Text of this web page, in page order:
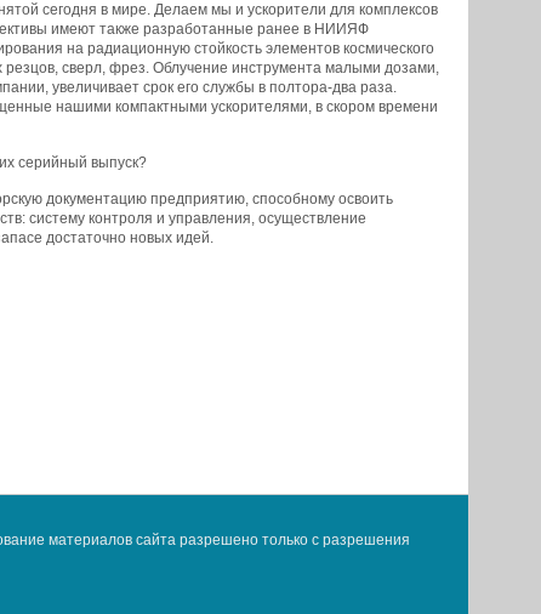
сегодня в мире. Делаем мы и ускорители для комплексов
имеют также разработанные ранее в НИИЯФ
на радиационную стойкость элементов космического
сверл, фрез. Облучение инструмента малыми дозами,
увеличивает срок его службы в полтора-два раза.
нашими компактными ускорителями, в скором времени
серийный выпуск?
документацию предприятию, способному освоить
систему контроля и управления, осуществление
достаточно новых идей.
материалов сайта разрешено только с разрешения